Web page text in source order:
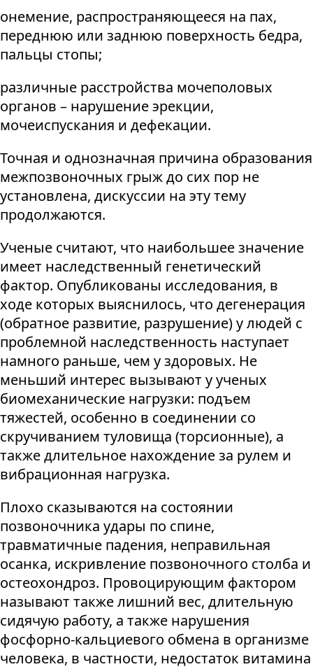
онемение, распространяющееся на пах,
переднюю или заднюю поверхность бедра,
пальцы стопы;
различные расстройства мочеполовых
органов – нарушение эрекции,
мочеиспускания и дефекации.
Точная и однозначная причина образования
межпозвоночных грыж до сих пор не
установлена, дискуссии на эту тему
продолжаются.
Ученые считают, что наибольшее значение
имеет наследственный генетический
фактор. Опубликованы исследования, в
ходе которых выяснилось, что дегенерация
(обратное развитие, разрушение) у людей с
проблемной наследственность наступает
намного раньше, чем у здоровых. Не
меньший интерес вызывают у ученых
биомеханические нагрузки: подъем
тяжестей, особенно в соединении со
скручиванием туловища (торсионные), а
также длительное нахождение за рулем и
вибрационная нагрузка.
Плохо сказываются на состоянии
позвоночника удары по спине,
травматичные падения, неправильная
осанка, искривление позвоночного столба и
остеохондроз. Провоцирующим фактором
называют также лишний вес, длительную
сидячую работу, а также нарушения
фосфорно-кальциевого обмена в организме
человека, в частности, недостаток витамина